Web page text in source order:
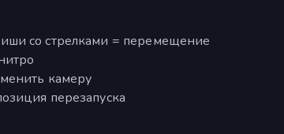
со стрелками = перемещение
камеру
перезапуска